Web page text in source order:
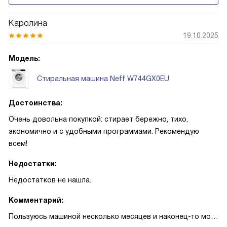
Каролина
19.10.2025
Модель:
Стиральная машина Neff W744GX0EU
Достоинства:
Очень довольна покупкой: стирает бережно, тихо,
экономично и с удобными программами. Рекомендую
всем!
Недостатки:
Недостатков не нашла.
Комментарий:
Пользуюсь машиной несколько месяцев и наконец-то могу